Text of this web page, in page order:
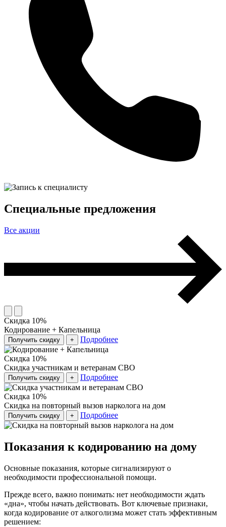
Специальные предложения
Все акции
Скидка 10%
Кодирование + Капельница
Получить скидку + Подробнее
Скидка 10%
Скидка участникам и ветеранам СВО
Получить скидку + Подробнее
Скидка 10%
Скидка на повторный вызов нарколога на дом
Получить скидку + Подробнее
Показания к кодированию на дому
Основные показания, которые сигнализируют о
необходимости профессиональной помощи.
Прежде всего, важно понимать: нет необходимости ждать
«дна», чтобы начать действовать. Вот ключевые признаки,
когда кодирование от алкоголизма может стать эффективным
решением: